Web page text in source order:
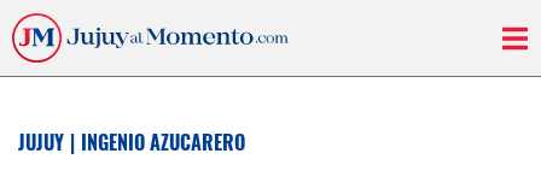
JUJUY | INGENIO AZUCARERO